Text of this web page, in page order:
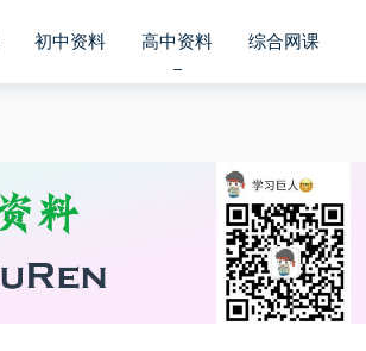
初中资料 高中资料 综合网课